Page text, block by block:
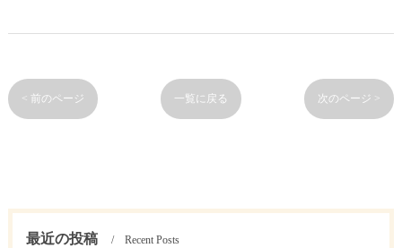
< 前のページ 一覧に戻る 次のページ >
最近の投稿 Recent Posts